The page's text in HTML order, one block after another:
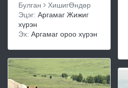
Булган
ХишигӨндөр
Эцэг: Аргамаг Жижиг
хүрэн
Эх: Аргамаг ороо хүрэн